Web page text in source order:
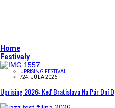
Home
Festivaly
UPRISING FESTIVAL
/24. JÚLA 2026
Uprising 2026: Keď Bratislava Na Pár Dní